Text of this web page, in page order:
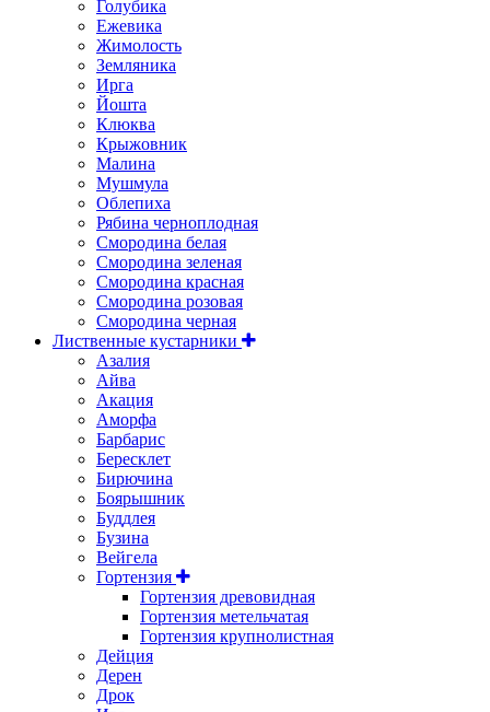
Голубика
Ежевика
Жимолость
Земляника
Ирга
Йошта
Клюква
Крыжовник
Малина
Мушмула
Облепиха
Рябина черноплодная
Смородина белая
Смородина зеленая
Смородина красная
Смородина розовая
Смородина черная
Лиственные кустарники
Азалия
Айва
Акация
Аморфа
Барбарис
Бересклет
Бирючина
Боярышник
Буддлея
Бузина
Вейгела
Гортензия
Гортензия древовидная
Гортензия метельчатая
Гортензия крупнолистная
Дейция
Дерен
Дрок